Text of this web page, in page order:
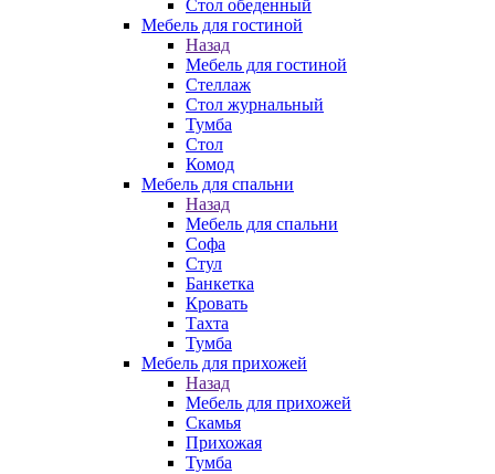
Стол обеденный
Мебель для гостиной
Назад
Мебель для гостиной
Стеллаж
Стол журнальный
Тумба
Стол
Комод
Мебель для спальни
Назад
Мебель для спальни
Софа
Стул
Банкетка
Кровать
Тахта
Тумба
Мебель для прихожей
Назад
Мебель для прихожей
Скамья
Прихожая
Тумба